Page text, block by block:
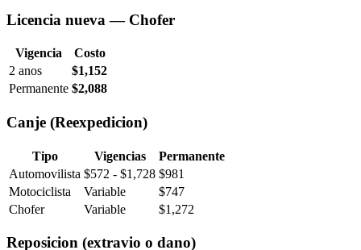
Licencia nueva — Chofer
Vigencia
Costo
2 anos
$1,152
Permanente $2,088
Canje (Reexpedicion)
Tipo Vigencias
Permanente
Automovilista $572 - $1,728 $981
Motociclista
Variable
$747
Chofer
Variable $1,272
Reposicion (extravio o dano)